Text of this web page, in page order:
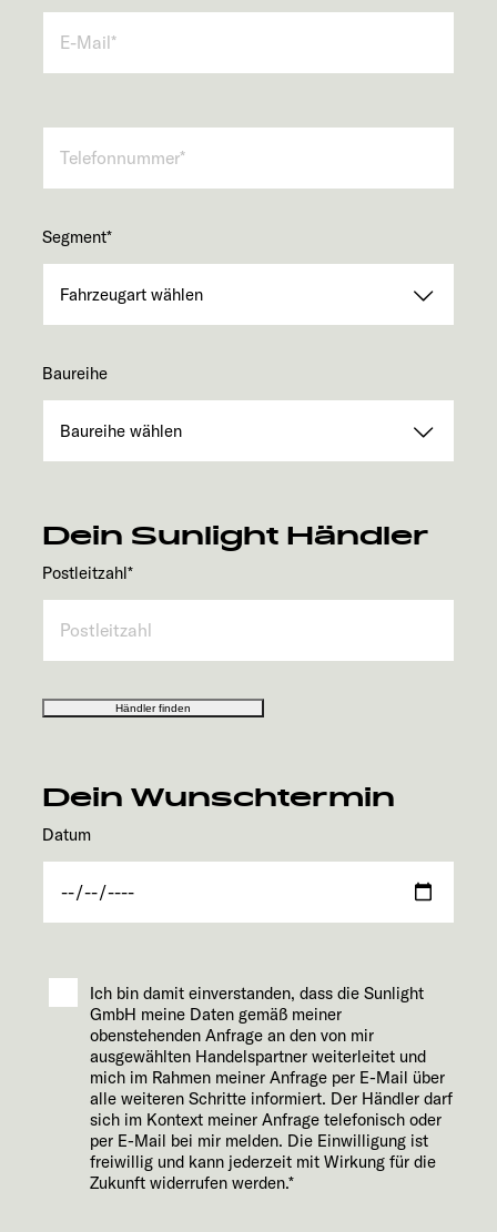
Segment*
Baureihe
Dein Sunlight Händler
Postleitzahl*
Händler finden
Dein Wunschtermin
Datum
Ich bin damit einverstanden, dass die Sunlight
GmbH meine Daten gemäß meiner
obenstehenden Anfrage an den von mir
ausgewählten Handelspartner weiterleitet und
mich im Rahmen meiner Anfrage per E-Mail über
alle weiteren Schritte informiert. Der Händler darf
sich im Kontext meiner Anfrage telefonisch oder
per E-Mail bei mir melden. Die Einwilligung ist
freiwillig und kann jederzeit mit Wirkung für die
Zukunft widerrufen werden.*